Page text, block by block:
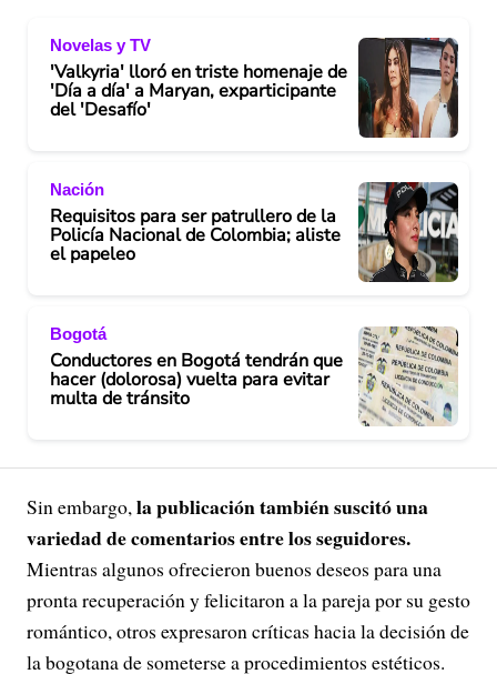
Novelas y TV
'Valkyria' lloró en triste homenaje de
'Día a día' a Maryan, exparticipante
del 'Desafío'
Nación
Requisitos para ser patrullero de la
Policía Nacional de Colombia; aliste
el papeleo
Bogotá
Conductores en Bogotá tendrán que
hacer (dolorosa) vuelta para evitar
multa de tránsito
Sin embargo,la publicación también suscitó una
variedad de comentarios entre los seguidores.
Mientras algunos ofrecieron buenos deseos para una
pronta recuperación y felicitaron a la pareja por su gesto
romántico, otros expresaron críticas hacia la decisión de
la bogotana de someterse a procedimientos estéticos.